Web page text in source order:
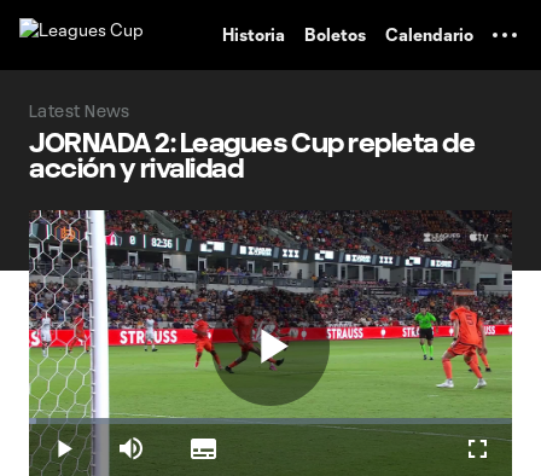
Historia Boletos Calendario
Latest News
JORNADA 2: Leagues Cup repleta de
acción y rivalidad
Play
Play Mute
Loaded:
1.42%
Subtitles